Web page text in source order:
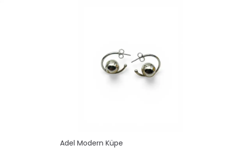
Adel Modern Küpe